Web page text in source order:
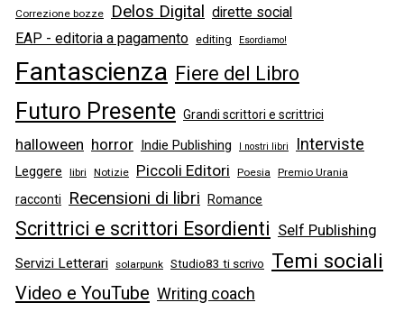
Correzione bozze Delos Digital
dirette social
EAP - editoria a pagamento editing Esordiamo!
Fantascienza Fiere del Libro
Futuro Presente Grandi scrittori e scrittrici
halloween horror Indie Publishing I nostri libri Interviste
Leggere libri Notizie Piccoli Editori Poesia Premio Urania
racconti Recensioni di libri Romance
Scrittrici e scrittori Esordienti Self Publishing
Servizi Letterari solarpunk Studio83 ti scrivo Temi sociali
Video e YouTube Writing coach